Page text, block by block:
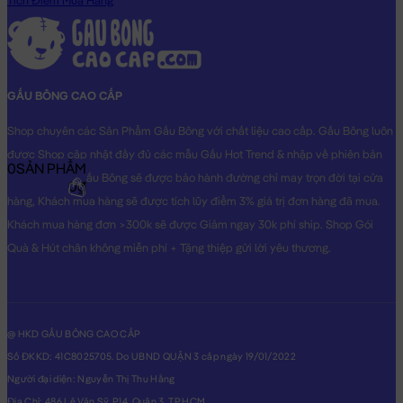
GẤU BÔNG CAO CẤP
Shop chuyên các Sản Phẩm Gấu Bông với chất liệu cao cấp. Gấu Bông luôn
được Shop cập nhật đầy đủ các mẫu Gấu Hot Trend & nhập về phiên bản
Original nhất. Gấu Bông sẽ được bảo hành đường chỉ may trọn đời tại cửa
hàng, Khách mua hàng sẽ được tích lũy điểm 3% giá trị đơn hàng đã mua.
Khách mua hàng đơn >300k sẽ được Giảm ngay 30k phí ship. Shop Gói
Quà & Hút chân không miễn phí + Tặng thiệp gửi lời yêu thương.
@ HKD GẤU BÔNG CAO CẤP
Số ĐKKD: 41C8025705. Do UBND QUẬN 3 cấp ngày 19/01/2022
Người đại diện: Nguyễn Thị Thu Hằng
0SẢN PHẨM
0₫